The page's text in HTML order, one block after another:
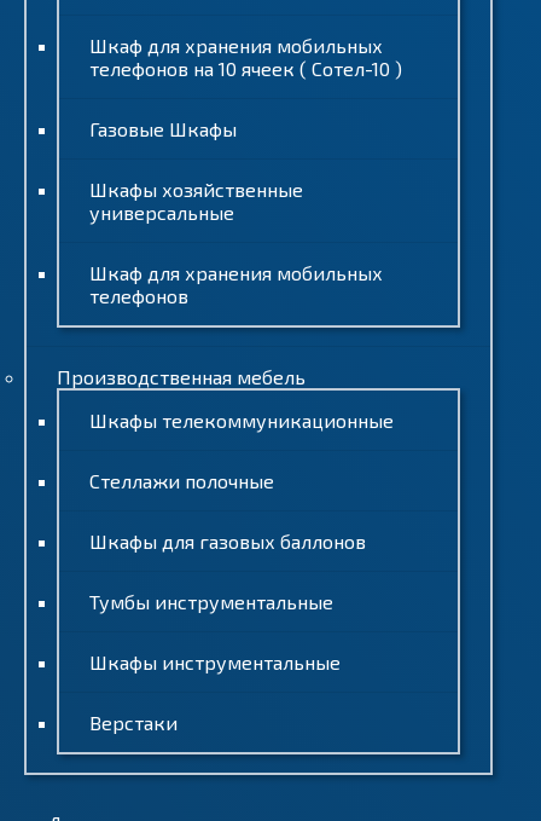
Шкаф для хранения мобильных
телефонов на 10 ячеек ( Сотел-10 )
Газовые Шкафы
Шкафы хозяйственные
универсальные
Шкаф для хранения мобильных
телефонов
Производственная мебель
Шкафы телекоммуникационные
Стеллажи полочные
Шкафы для газовых баллонов
Тумбы инструментальные
Шкафы инструментальные
Верстаки